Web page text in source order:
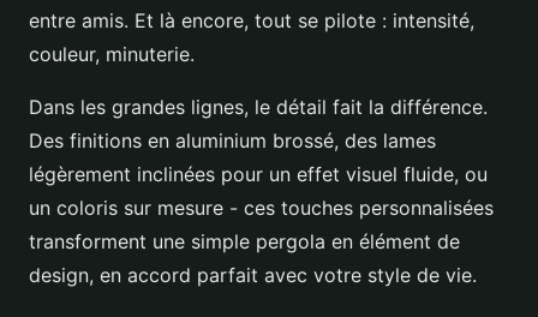
entre amis. Et là encore, tout se pilote : intensité,
couleur, minuterie.
Dans les grandes lignes, le détail fait la différence.
Des finitions en aluminium brossé, des lames
légèrement inclinées pour un effet visuel fluide, ou
un coloris sur mesure - ces touches personnalisées
transforment une simple pergola en élément de
design, en accord parfait avec votre style de vie.